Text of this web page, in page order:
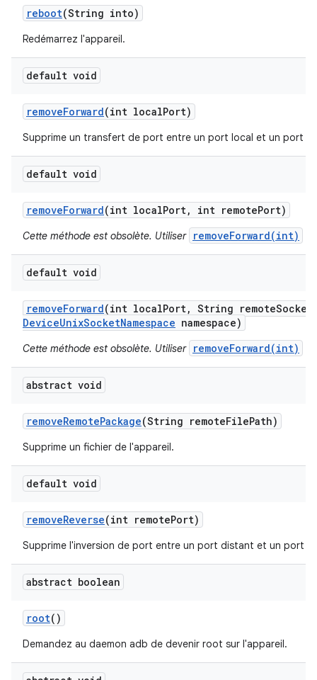
reboot(String into)
Redémarrez l'appareil.
default void
removeForward(int localPort)
Supprime un transfert de port entre un port local et un port
default void
removeForward(int localPort, int remotePort)
Cette méthode est obsolète. Utiliser removeForward(int)
default void
removeForward(int localPort, String remoteSocket
DeviceUnixSocketNamespace namespace)
Cette méthode est obsolète. Utiliser removeForward(int)
abstract void
removeRemotePackage(String remoteFilePath)
Supprime un fichier de l'appareil.
default void
removeReverse(int remotePort)
Supprime l'inversion de port entre un port distant et un port
abstract boolean
root()
Demandez au daemon adb de devenir root sur l'appareil.